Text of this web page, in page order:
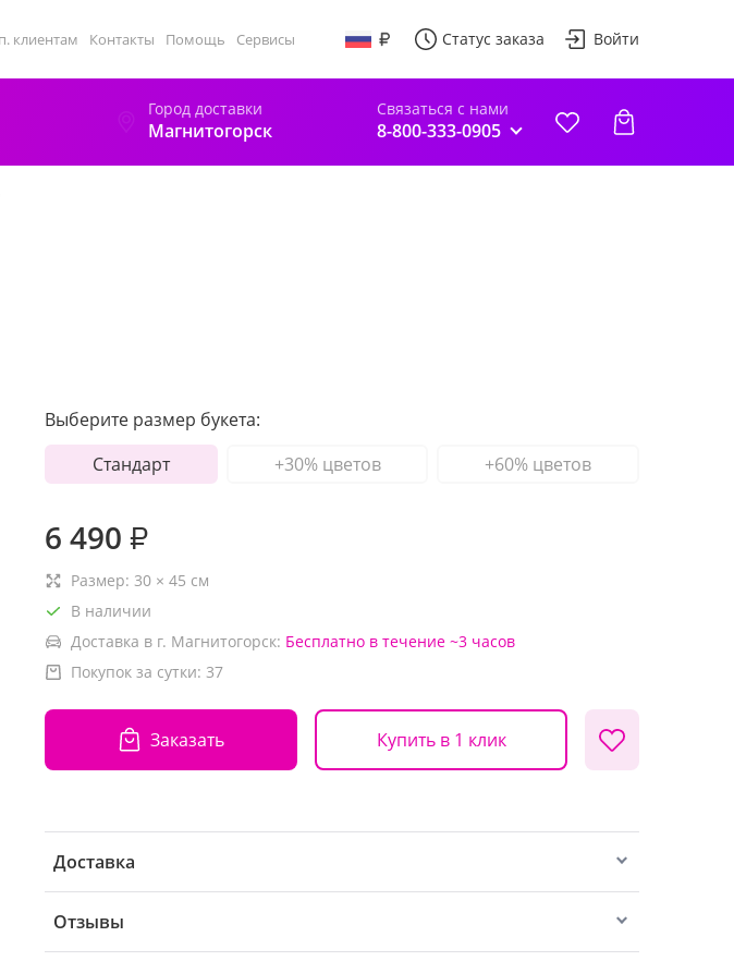
клиентам Контакты Помощь Сервисы Статус заказа Войти
Город доставки
Магнитогорск
Связаться с нами
8-800-333-0905
Выберите размер букета:
Стандарт
+30% цветов +60% цветов
6 490 ₽
Размер: 30 × 45 см
В наличии
Доставка в г. Магнитогорск: Бесплатно в течение ~3 часов
Покупок за сутки: 37
Заказать Купить в 1 клик
Доставка
Отзывы